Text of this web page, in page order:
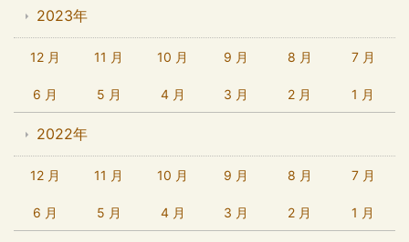
2023年
12 月 11 月 10 月 9 月 8 月 7 月
6 月 5 月 4 月 3 月 2 月 1 月
2022年
12 月 11 月 10 月 9 月 8 月 7 月
6 月 5 月 4 月 3 月 2 月 1 月